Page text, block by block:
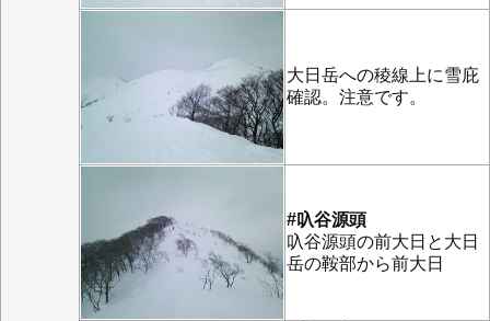
大日岳への稜線上に雪庇
確認。注意です。
#叺谷源頭
叺谷源頭の前大日と大日
岳の鞍部から前大日